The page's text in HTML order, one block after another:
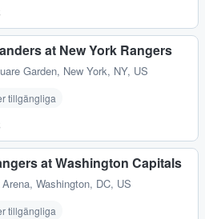
at New York Rangers
Garden, New York, NY, US
tillgängliga
at Washington Capitals
, Washington, DC, US
tillgängliga